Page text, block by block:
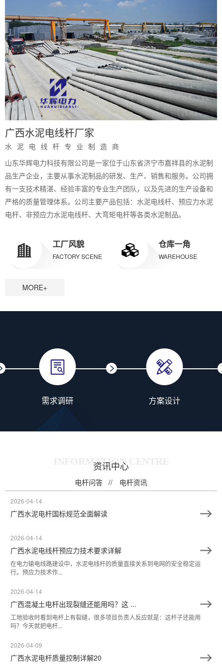
广西水泥电线杆厂家
水泥电线杆专业制造商
山东华辉电力科技有限公司是一家位于山东省济宁市嘉祥县的水泥制
品生产企业，主要从事水泥制品的研发、生产、销售和服务。公司拥
有一支技术精湛、经验丰富的专业生产团队，以及先进的生产设备和
严格的质量管理体系。 公司主要产品包括：水泥电线杆、预应力水泥
电杆、非预应力水泥电线杆、大弯矩电杆等各类水泥制品。
工厂风貌
FACTORY SCENE
仓库一角
WAREHOUSE
MORE+
需求调研 方案设计
INFORMATION CENTRE
资讯中心
电杆问答 电杆资讯
2026-04-14
广西水泥电杆国标规范全面解读
2026-04-14
广西水泥电线杆预应力技术要求详解
在电力输电线路建设中，水泥电线杆的质量直接关系到电网的安全稳定运
行。预应力技术作...
2026-04-14
广西混凝土电杆出现裂缝还能用吗？这 ...
工地验收时看到电杆上有裂缝，很多项目负责人反应就是：这杆子还能用
吗？今天就把电杆...
2026-04-09
广西水泥电杆质量控制详解20